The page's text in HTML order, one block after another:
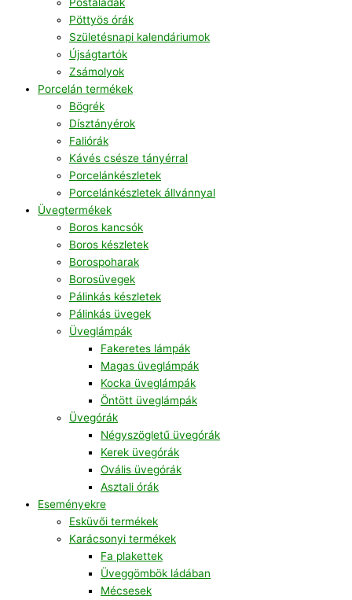
Pöttyös órák
Születésnapi kalendáriumok
Újságtartók
Zsámolyok
Porcelán termékek
Bögrék
Dísztányérok
Faliórák
Kávés csésze tányérral
Porcelánkészletek
Porcelánkészletek állvánnyal
Üvegtermékek
Boros kancsók
Boros készletek
Borospoharak
Borosüvegek
Pálinkás készletek
Pálinkás üvegek
Üveglámpák
Fakeretes lámpák
Magas üveglámpák
Kocka üveglámpák
Öntött üveglámpák
Üvegórák
Négyszögletű üvegórák
Kerek üvegórák
Ovális üvegórák
Asztali órák
Eseményekre
Esküvői termékek
Karácsonyi termékek
Fa plakettek
Üveggömbök ládában
Mécsesek